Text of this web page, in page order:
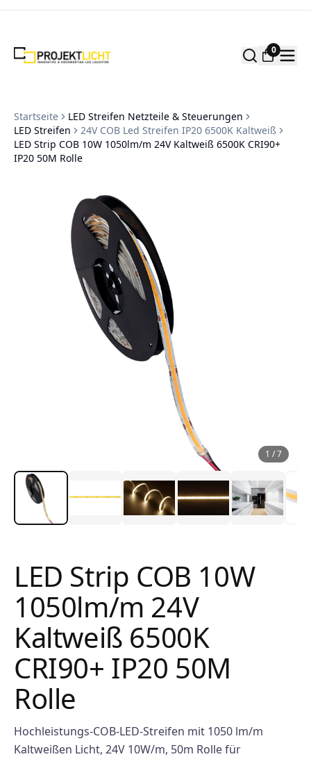
Zum Inhalt springen
0
Startseite
LED Streifen Netzteile & Steuerungen
LED Streifen
24V COB Led Streifen IP20 6500K Kaltweiß
LED Strip COB 10W 1050lm/m 24V Kaltweiß 6500K CRI90+
IP20 50M Rolle
1 /7
LED Strip COB 10W
1050lm/m 24V
Kaltweiß 6500K
CRI90+ IP20 50M
Rolle
Hochleistungs-COB-LED-Streifen mit 1050 lm/m
Kaltweißen Licht, 24V 10W/m, 50m Rolle für